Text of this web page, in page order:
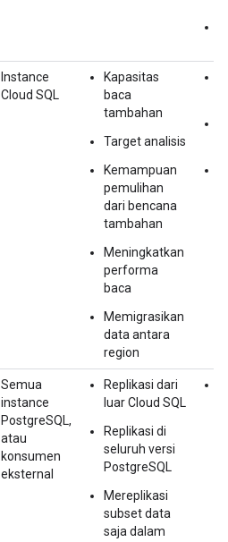
Instance
Cloud SQL
Kapasitas
baca
tambahan
Target analisis
Kemampuan
pemulihan
dari bencana
tambahan
Meningkatkan
performa
baca
Memigrasikan
data antara
region
Semua
instance
PostgreSQL,
atau
konsumen
eksternal
Replikasi dari
luar Cloud SQL
Replikasi di
seluruh versi
PostgreSQL
Mereplikasi
subset data
saja dalam